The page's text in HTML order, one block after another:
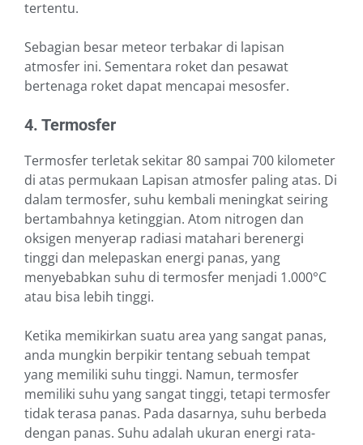
tertentu.
Sebagian besar meteor terbakar di lapisan
atmosfer ini. Sementara roket dan pesawat
bertenaga roket dapat mencapai mesosfer.
4. Termosfer
Termosfer terletak sekitar 80 sampai 700 kilometer
di atas permukaan Lapisan atmosfer paling atas. Di
dalam termosfer, suhu kembali meningkat seiring
bertambahnya ketinggian. Atom nitrogen dan
oksigen menyerap radiasi matahari berenergi
tinggi dan melepaskan energi panas, yang
menyebabkan suhu di termosfer menjadi 1.000°C
atau bisa lebih tinggi.
Ketika memikirkan suatu area yang sangat panas,
anda mungkin berpikir tentang sebuah tempat
yang memiliki suhu tinggi. Namun, termosfer
memiliki suhu yang sangat tinggi, tetapi termosfer
tidak terasa panas. Pada dasarnya, suhu berbeda
dengan panas. Suhu adalah ukuran energi rata-